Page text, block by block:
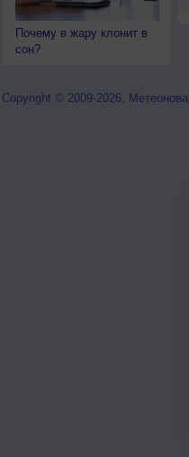
Почему в жару клонит в
сон?
Copyright © 2009-2026, Метеонова